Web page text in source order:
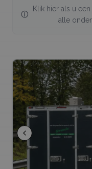
ⓘ
Klik hier als u
alle